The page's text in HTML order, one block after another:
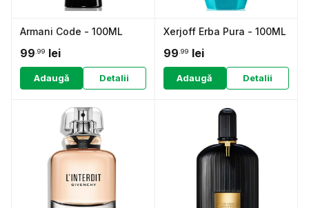
Armani Code - 100ML
99 .99 lei
Adaugă Detalii
Xerjoff Erba Pura - 100ML
99 .99 lei
Adaugă Detalii